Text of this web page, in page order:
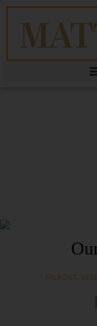
FRUKOST,